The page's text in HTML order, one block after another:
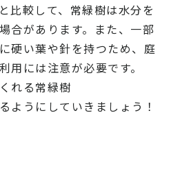
比較して、常緑樹は水分を
合があります。また、一部
硬い葉や針を持つため、庭
用には注意が必要です。
れる常緑樹
ようにしていきましょう！